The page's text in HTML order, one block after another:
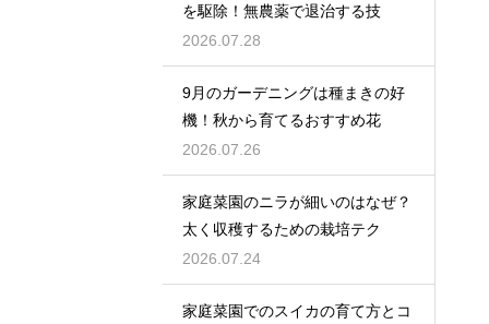
を駆除！無農薬で退治する技
2026.07.28
9月のガーデニングは種まきの好
機！秋から育てるおすすめ花
2026.07.26
家庭菜園のニラが細いのはなぜ？
太く収穫するための栽培テク
2026.07.24
家庭菜園でのスイカの育て方とコ